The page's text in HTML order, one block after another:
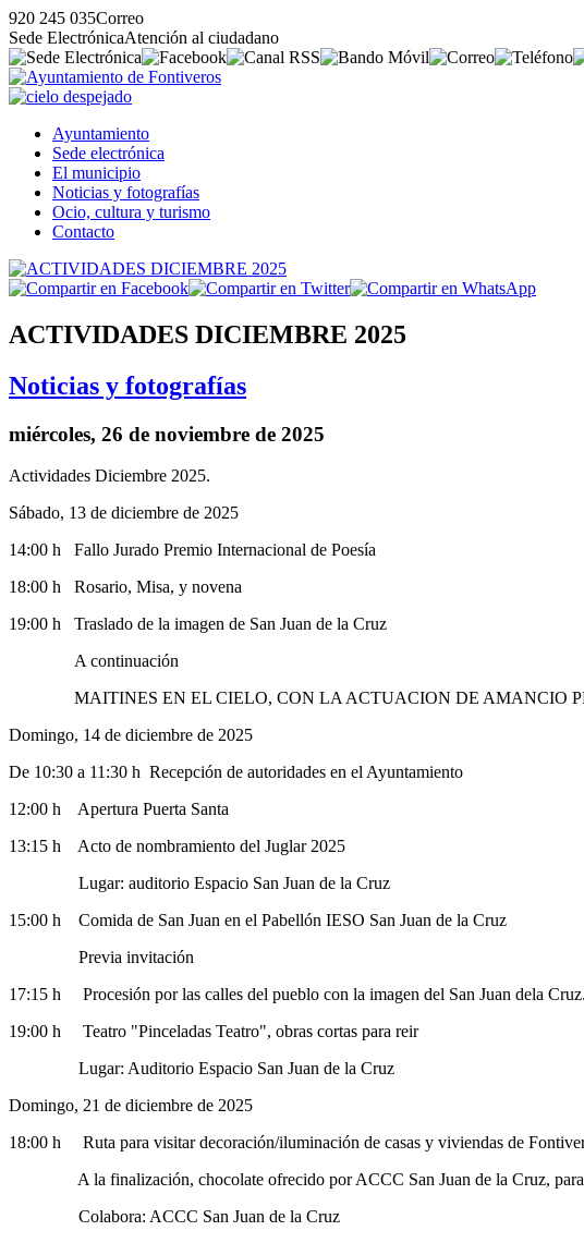
920 245 035Correo
Sede ElectrónicaAtención al ciudadano
Ayuntamiento
Sede electrónica
El municipio
Noticias y fotografías
Ocio, cultura y turismo
Contacto
ACTIVIDADES DICIEMBRE 2025
Noticias y fotografías
miércoles, 26 de noviembre de 2025
Actividades Diciembre 2025.
Sábado, 13 de diciembre de 2025
14:00 h Fallo Jurado Premio Internacional de Poesía
18:00 h Rosario, Misa, y novena
19:00 h Traslado de la imagen de San Juan de la Cruz
A continuación
MAITINES EN EL CIELO, CON LA ACTUACION DE AMANCIO
Domingo, 14 de diciembre de 2025
De 10:30 a 11:30 h Recepción de autoridades en el Ayuntamiento
12:00 h Apertura Puerta Santa
13:15 h Acto de nombramiento del Juglar 2025
Lugar: auditorio Espacio San Juan de la Cruz
15:00 h Comida de San Juan en el Pabellón IESO San Juan de la Cruz
Previa invitación
17:15 h Procesión por las calles del pueblo con la imagen del San Juan dela
19:00 h Teatro "Pinceladas Teatro", obras cortas para reir
Lugar: Auditorio Espacio San Juan de la Cruz
Domingo, 21 de diciembre de 2025
18:00 h Ruta para visitar decoración/iluminación de casas y viviendas de
A la finalización, chocolate ofrecido por ACCC San Juan de la Cruz, para
Colabora: ACCC San Juan de la Cruz